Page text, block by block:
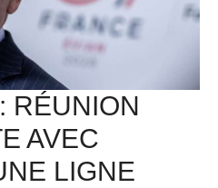
RÉUNION
AVEC
LIGNE